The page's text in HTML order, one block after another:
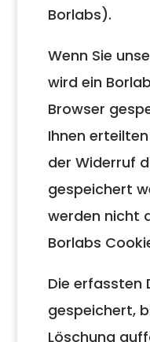
Borlabs).
Wenn Sie
wird ein
Browser
Ihnen
der Widerruf
gespeichert
werden nicht
Borlabs
Die erfassten
gespeichert,
Löschung